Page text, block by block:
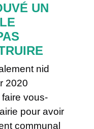
UN
nid
2020
vous-
pour avoir
communal